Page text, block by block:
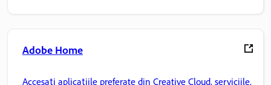
Adobe Home
Accesați aplicațiile preferate din Creative Cloud, serviciile,